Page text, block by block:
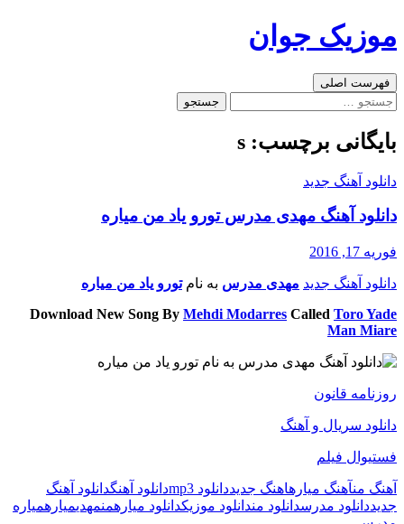
به
موزیک جوان
جست‌وجو
فهرست اصلی
جستجو
بایگانی برچسب: s
دانلود آهنگ جدید
دانلود آهنگ مهدی مدرس تورو یاد من میاره
فوریه 17, 2016
دانلود آهنگ جدید مهدی مدرس به نامتورو یاد من میاره
Download New Song By Mehdi Modarres Called Toro Yade
Man Miare
روزنامه قانون
دانلود سریال و آهنگ
فستیوال فیلم
آهنگ منآهنگ میارهاهنگ جدیددانلود mp3 دانلود آهنگدانلود آهنگ
جدیددانلود مدرسدانلود مندانلود موزیکدانلود میارهمنمهدیمیارهمیاره